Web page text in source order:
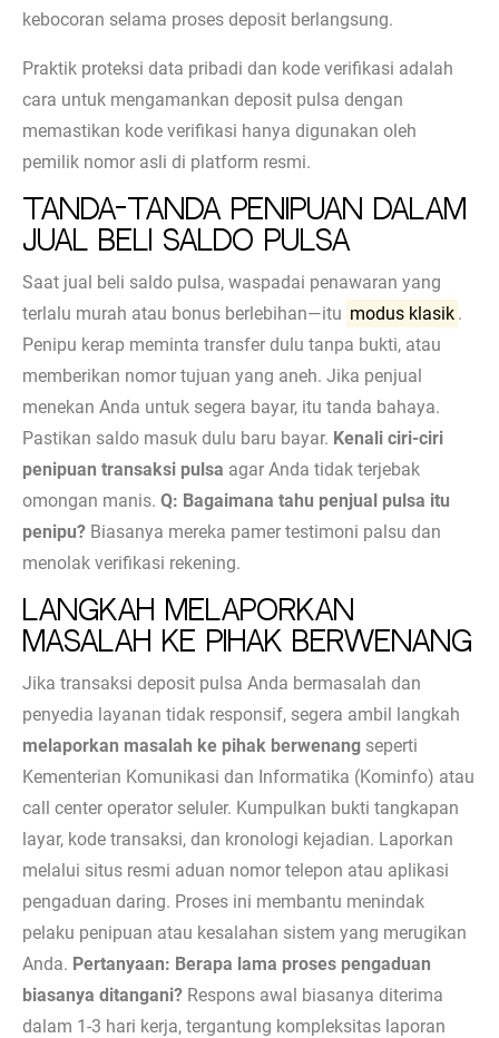
kebocoran selama proses deposit berlangsung.
Praktik proteksi data pribadi dan kode verifikasi adalah
cara untuk mengamankan deposit pulsa dengan
memastikan kode verifikasi hanya digunakan oleh
pemilik nomor asli di platform resmi.
Tanda-Tanda Penipuan dalam
Jual Beli Saldo Pulsa
Saat jual beli saldo pulsa, waspadai penawaran yang
terlalu murah atau bonus berlebihan—itu modus klasik .
Penipu kerap meminta transfer dulu tanpa bukti, atau
memberikan nomor tujuan yang aneh. Jika penjual
menekan Anda untuk segera bayar, itu tanda bahaya.
Pastikan saldo masuk dulu baru bayar. Kenali ciri-ciri
penipuan transaksi pulsa agar Anda tidak terjebak
omongan manis. Q: Bagaimana tahu penjual pulsa itu
penipu? Biasanya mereka pamer testimoni palsu dan
menolak verifikasi rekening.
Langkah Melaporkan
Masalah ke Pihak Berwenang
Jika transaksi deposit pulsa Anda bermasalah dan
penyedia layanan tidak responsif, segera ambil langkah
melaporkan masalah ke pihak berwenang seperti
Kementerian Komunikasi dan Informatika (Kominfo) atau
call center operator seluler. Kumpulkan bukti tangkapan
layar, kode transaksi, dan kronologi kejadian. Laporkan
melalui situs resmi aduan nomor telepon atau aplikasi
pengaduan daring. Proses ini membantu menindak
pelaku penipuan atau kesalahan sistem yang merugikan
Anda. Pertanyaan: Berapa lama proses pengaduan
biasanya ditangani? Respons awal biasanya diterima
dalam 1-3 hari kerja, tergantung kompleksitas laporan